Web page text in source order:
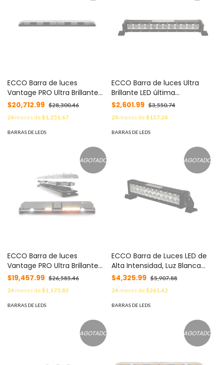
ECCO Barra de luces
Vantage PRO Ultra Brillante
con 64 poderosos LED En
Color Verde última
generación MOD: VTG48G
$20,712.99 $28,300.46
24meses de$1,251.67
BARRAS DE LEDS
ECCO Barra de luces Ultra
Brillante LED última
generación MOD: EW3114
$2,601.99 $3,550.74
24meses de$157.24
BARRAS DE LEDS
AGOTADO
ECCO Barra de luces
Vantage PRO Ultra Brillante
con 64 poderosos LEDs
última generación, color
Ámbar con 2 módulos
traseros en rojo MOD:
$19,457.99 $26,585.46
24meses de$1,175.83
BARRAS DE LEDS
AGOTADO
ECCO Barra de Luces LED de
Alta Intensidad, Luz Blanca
Ultra Brillante MOD: X3214
$4,325.99 $5,907.88
24meses de$261.42
BARRAS DE LEDS
AGOTADO AGOTADO